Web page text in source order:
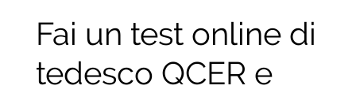
Fai un test online di
tedesco QCER e